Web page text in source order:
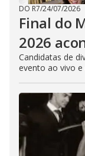
DO R7/24/07/2026
Final do
2026
Candidatas de
evento ao vivo e